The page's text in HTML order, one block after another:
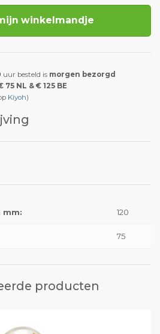
winkelmandje
uur besteld is morgen bezorgd
75 NL & € 125 BE
Kiyoh)
120
75
producten